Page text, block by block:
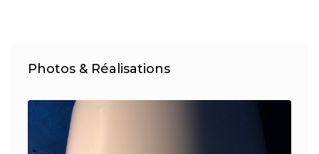
Photos & Réalisations